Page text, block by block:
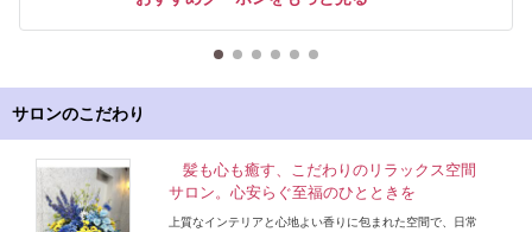
サロンのこだわり
髪も心も癒す、こだわりのリラックス空間
サロン。心安らぐ至福のひとときを
上質なインテリアと心地よい香りに包まれた空間で、日常